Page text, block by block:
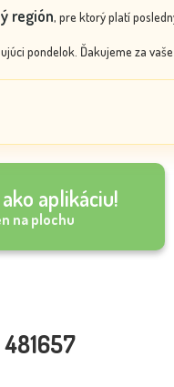
región, pre ktorý platí
pondelok. Ďakujeme za
aplikáciu!
na plochu